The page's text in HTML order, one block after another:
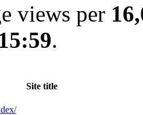
views per
.
Site title